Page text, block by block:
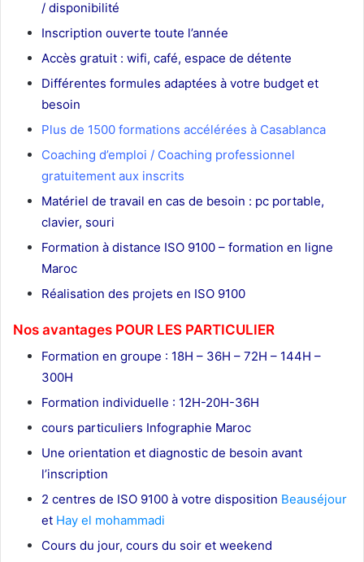
/ disponibilité
Inscription ouverte toute l’année
Accès gratuit : wifi, café, espace de détente
Différentes formules adaptées à votre budget et
besoin
Plus de 1500 formations accélérées à Casablanca
Coaching d’emploi / Coaching professionnel
gratuitement aux inscrits
Matériel de travail en cas de besoin : pc portable,
clavier, souri
Formation à distance ISO 9100 – formation en ligne
Maroc
Réalisation des projets en ISO 9100
Nos avantages POUR LES PARTICULIER
Formation en groupe : 18H – 36H – 72H – 144H –
300H
Formation individuelle : 12H-20H-36H
cours particuliers Infographie Maroc
Une orientation et diagnostic de besoin avant
l’inscription
2 centres de ISO 9100 à votre disposition Beauséjour
et Hay el mohammadi
Cours du jour, cours du soir et weekend